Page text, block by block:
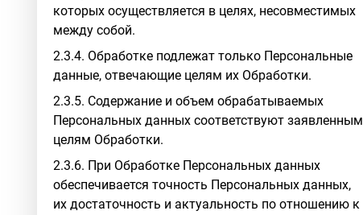
которых осуществляется в целях, несовместимых
между собой.
2.3.4. Обработке подлежат только Персональные
данные, отвечающие целям их Обработки.
2.3.5. Содержание и объем обрабатываемых
Персональных данных соответствуют заявленным
целям Обработки.
2.3.6. При Обработке Персональных данных
обеспечивается точность Персональных данных,
их достаточность и актуальность по отношению к